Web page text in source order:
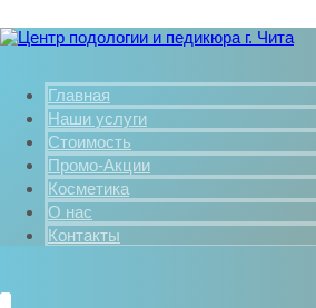
Главная
Наши услуги
Стоимость
Промо-Акции
Косметика
О нас
Контакты